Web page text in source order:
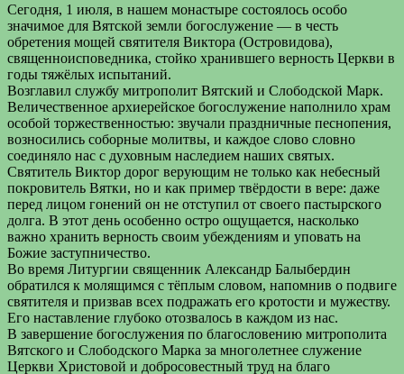
Сегодня, 1 июля, в нашем монастыре состоялось особо
значимое для Вятской земли богослужение — в честь
обретения мощей святителя Виктора (Островидова),
священноисповедника, стойко хранившего верность Церкви в
годы тяжёлых испытаний.
Возглавил службу митрополит Вятский и Слободской Марк.
Величественное архиерейское богослужение наполнило храм
особой торжественностью: звучали праздничные песнопения,
возносились соборные молитвы, и каждое слово словно
соединяло нас с духовным наследием наших святых.
Святитель Виктор дорог верующим не только как небесный
покровитель Вятки, но и как пример твёрдости в вере: даже
перед лицом гонений он не отступил от своего пастырского
долга. В этот день особенно остро ощущается, насколько
важно хранить верность своим убеждениям и уповать на
Божие заступничество.
Во время Литургии священник Александр Балыбердин
обратился к молящимся с тёплым словом, напомнив о подвиге
святителя и призвав всех подражать его кротости и мужеству.
Его наставление глубоко отозвалось в каждом из нас.
В завершение богослужения по благословению митрополита
Вятского и Слободского Марка за многолетнее служение
Церкви Христовой и добросовестный труд на благо